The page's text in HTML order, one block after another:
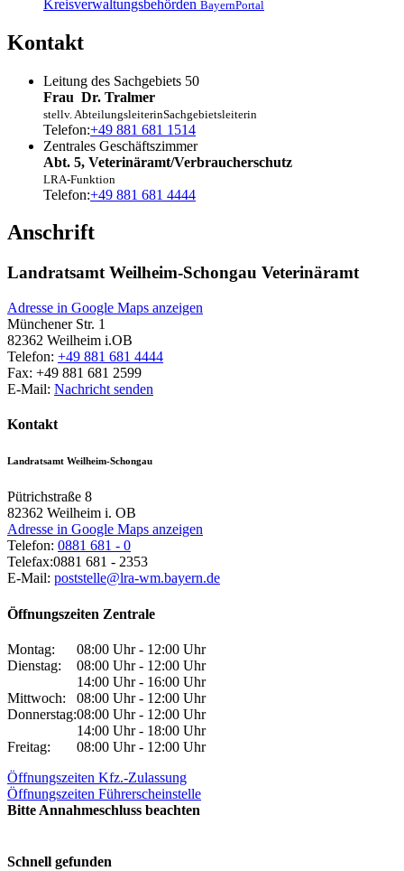
Kreisverwaltungsbehörden BayernPortal
Kontakt
Leitung des Sachgebiets 50
Frau Dr. Tralmer
stellv. AbteilungsleiterinSachgebietsleiterin
Telefon:+49 881 681 1514
Zentrales Geschäftszimmer
Abt. 5, Veterinäramt/Verbraucherschutz
LRA-Funktion
Telefon:+49 881 681 4444
Anschrift
Landratsamt Weilheim-Schongau Veterinäramt
Adresse in Google Maps anzeigen
Münchener Str. 1
82362 Weilheim i.OB
Telefon: +49 881 681 4444
Fax: +49 881 681 2599
E-Mail: Nachricht senden
Kontakt
Landratsamt Weilheim-Schongau
Pütrichstraße 8
82362 Weilheim i. OB
Adresse in Google Maps anzeigen
Telefon: 0881 681 - 0
Telefax:0881 681 - 2353
E-Mail: poststelle@lra-wm.bayern.de
Öffnungszeiten Zentrale
Montag:
08:00 Uhr - 12:00 Uhr
Dienstag:
08:00 Uhr - 12:00 Uhr
14:00 Uhr - 16:00 Uhr
Mittwoch:
08:00 Uhr - 12:00 Uhr
Donnerstag:08:00 Uhr - 12:00 Uhr
14:00 Uhr - 18:00 Uhr
Freitag:
08:00 Uhr - 12:00 Uhr
Öffnungszeiten Kfz.-Zulassung
Öffnungszeiten Führerscheinstelle
Bitte Annahmeschluss beachten
Schnell gefunden